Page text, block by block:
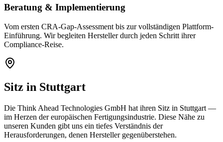
Beratung & Implementierung
Vom ersten CRA-Gap-Assessment bis zur vollständigen Plattform-
Einführung. Wir begleiten Hersteller durch jeden Schritt ihrer
Compliance-Reise.
Sitz in Stuttgart
Die Think Ahead Technologies GmbH hat ihren Sitz in Stuttgart —
im Herzen der europäischen Fertigungsindustrie. Diese Nähe zu
unseren Kunden gibt uns ein tiefes Verständnis der
Herausforderungen, denen Hersteller gegenüberstehen.